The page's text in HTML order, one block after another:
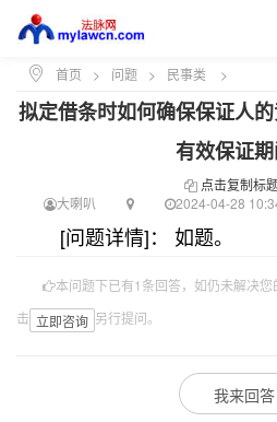
首页 > 问题 > 民事类 >
拟定借条时如何确保保证人
有效保证期
点击复制标
大喇叭
2024-04-28
[问题详情]： 如题。
本问题下已有1条回答，如仍未解决
击 立即咨询 另行提问。
我来回答